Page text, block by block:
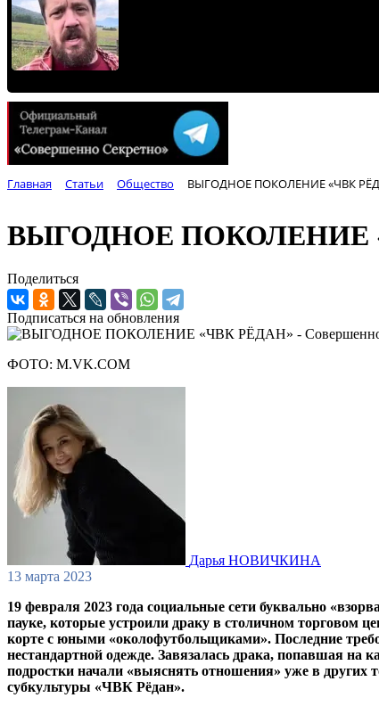
Главная Статьи Общество ВЫГОДНОЕ ПОКОЛЕНИЕ «ЧВК
ВЫГОДНОЕ ПОКОЛЕНИЕ
Поделиться
Подписаться на обновления
ФОТО: M.VK.COM
Дарья НОВИЧКИНА
13 марта 2023
19 февраля 2023 года социальные сети буквально
пауке, которые устроили драку в столичном торговом
корте с юными «околофутбольщиками». Последние
нестандартной одежде. Завязалась драка, попавшая
подростки начали «выяснять отношения» уже в других
субкультуры «ЧВК Рёдан».